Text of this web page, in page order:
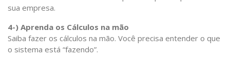
sua empresa.
4-) Aprenda os Cálculos na mão
Saiba fazer os cálculos na mão. Você precisa entender o que
o sistema está “fazendo”.